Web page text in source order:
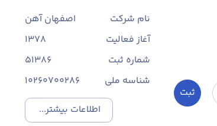
ثبت
نام شرکت
اصفهان آهن
آغاز فعالیت
1378
شماره ثبت
۵۱۳۸۶
شناسه ملی
10260700286
اطلاعات بیشتر...